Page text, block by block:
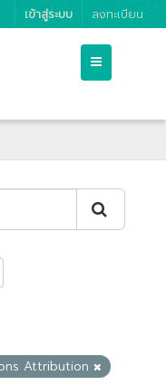
เข้าสู่ระบบ ลงทะเบียน
Attribution